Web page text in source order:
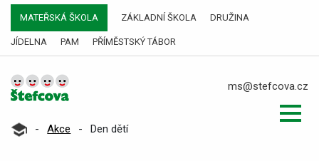
MATEŘSKÁ ŠKOLA ZÁKLADNÍ ŠKOLA DRUŽINA
JÍDELNA PAM PŘÍMĚSTSKÝ TÁBOR
ms@stefcova.cz
- Akce - Den dětí